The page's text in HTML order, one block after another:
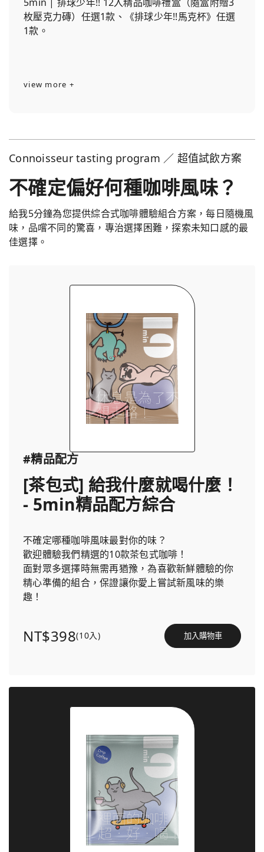
枚壓克力磚）任選1款、《排球少年!!馬克杯》任選
1款。
view more +
Connoisseur tasting program ／ 超值試飲方案
不確定偏好何種咖啡風味？
給我5分鐘為您提供綜合式咖啡體驗組合方案，每日隨機風
味，品嚐不同的驚喜，專治選擇困難，探索未知口感的最
佳選擇。
#精品配方
[茶包式] 給我什麼就喝什麼！
- 5min精品配方綜合
不確定哪種咖啡風味最對你的味？
歡迎體驗我們精選的10款茶包式咖啡！
面對眾多選擇時無需再猶豫，為喜歡新鮮體驗的你
精心準備的組合，保證讓你愛上嘗試新風味的樂
趣！
NT$398(10入) 加入購物車